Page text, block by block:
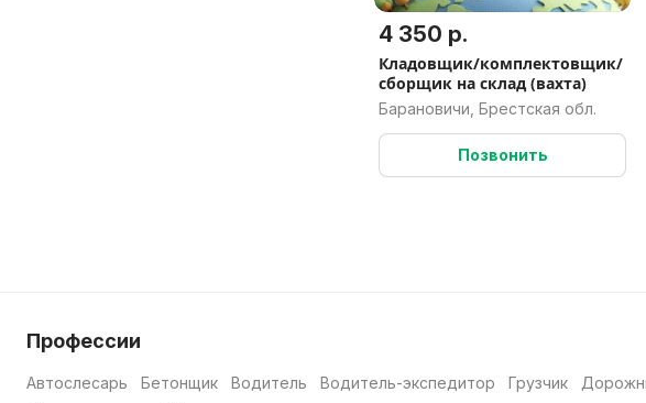
4 350 р.
Кладовщик/комплектовщик/
сборщик на склад (вахта)
Барановичи, Брестская обл.
Позвонить
Профессии
Автослесарь Бетонщик Водитель Водитель-экспедитор Грузчик